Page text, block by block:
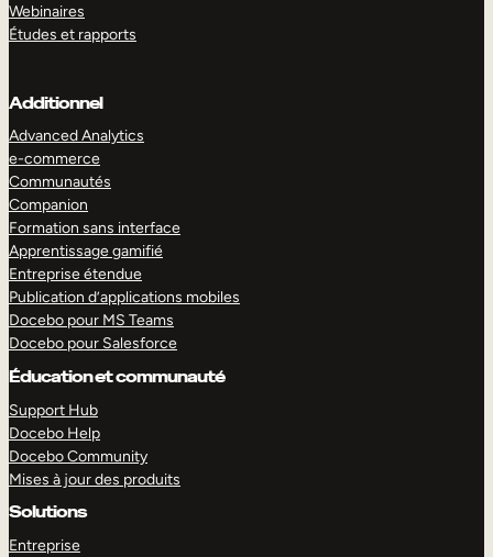
Webinaires
Études et rapports
Additionnel
Advanced Analytics
e-commerce
Communautés
Companion
Formation sans interface
Apprentissage gamifié
Entreprise étendue
Publication d’applications mobiles
Docebo pour MS Teams
Docebo pour Salesforce
Éducation et communauté
Support Hub
Docebo Help
Docebo Community
Mises à jour des produits
Solutions
Entreprise